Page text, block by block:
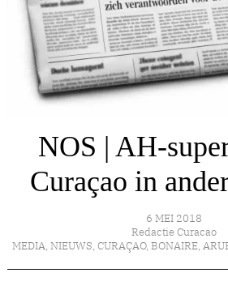
NOS | AH-
Curaçao in
6 MEI 2018
Redactie Curacao
MEDIA, NIEUWS, CURAÇAO, BONAIRE,